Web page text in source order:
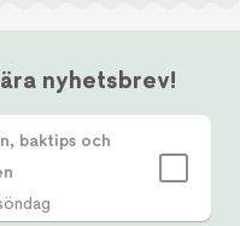
nyhetsbrev!
baktips och